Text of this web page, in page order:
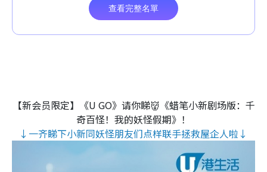
【新会员限定】《U GO》请你睇👹《蜡笔小新剧场版：千
奇百怪！我的妖怪假期》！
↓一齐睇下小新同妖怪朋友们点样联手拯救屋企人啦↓